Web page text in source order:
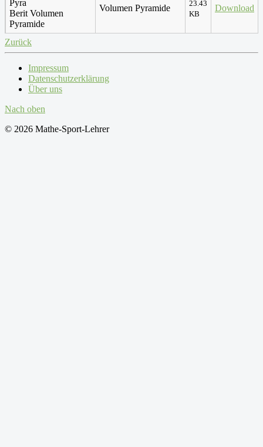
Berit Volumen
Pyramide
Volumen Pyramide
23.43
KB
Download
Zurück
Impressum
Datenschutzerklärung
Über uns
Nach oben
© 2026 Mathe-Sport-Lehrer